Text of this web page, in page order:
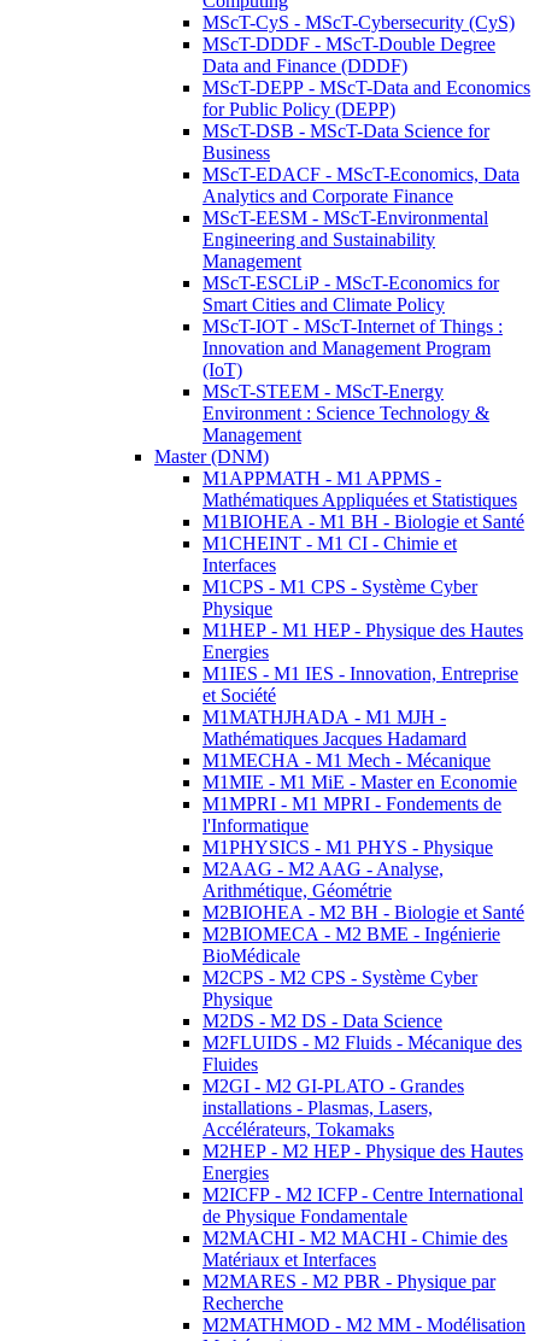
MScT-CyS - MScT-Cybersecurity (CyS)
MScT-DDDF - MScT-Double Degree
Data and Finance (DDDF)
MScT-DEPP - MScT-Data and Economics
for Public Policy (DEPP)
MScT-DSB - MScT-Data Science for
Business
MScT-EDACF - MScT-Economics, Data
Analytics and Corporate Finance
MScT-EESM - MScT-Environmental
Engineering and Sustainability
Management
MScT-ESCLiP - MScT-Economics for
Smart Cities and Climate Policy
MScT-IOT - MScT-Internet of Things :
Innovation and Management Program
(IoT)
MScT-STEEM - MScT-Energy
Environment : Science Technology &
Management
Master (DNM)
M1APPMATH - M1 APPMS -
Mathématiques Appliquées et Statistiques
M1BIOHEA - M1 BH - Biologie et Santé
M1CHEINT - M1 CI - Chimie et
Interfaces
M1CPS - M1 CPS - Système Cyber
Physique
M1HEP - M1 HEP - Physique des Hautes
Energies
M1IES - M1 IES - Innovation, Entreprise
et Société
M1MATHJHADA - M1 MJH -
Mathématiques Jacques Hadamard
M1MECHA - M1 Mech - Mécanique
M1MIE - M1 MiE - Master en Economie
M1MPRI - M1 MPRI - Fondements de
l'Informatique
M1PHYSICS - M1 PHYS - Physique
M2AAG - M2 AAG - Analyse,
Arithmétique, Géométrie
M2BIOHEA - M2 BH - Biologie et Santé
M2BIOMECA - M2 BME - Ingénierie
BioMédicale
M2CPS - M2 CPS - Système Cyber
Physique
M2DS - M2 DS - Data Science
M2FLUIDS - M2 Fluids - Mécanique des
Fluides
M2GI - M2 GI-PLATO - Grandes
installations - Plasmas, Lasers,
Accélérateurs, Tokamaks
M2HEP - M2 HEP - Physique des Hautes
Energies
M2ICFP - M2 ICFP - Centre International
de Physique Fondamentale
M2MACHI - M2 MACHI - Chimie des
Matériaux et Interfaces
M2MARES - M2 PBR - Physique par
Recherche
M2MATHMOD - M2 MM - Modélisation